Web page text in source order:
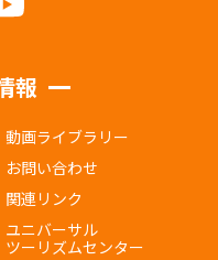
報
動画ライブラリー
お問い合わせ
関連リンク
ユニバーサル
ツーリズムセンター